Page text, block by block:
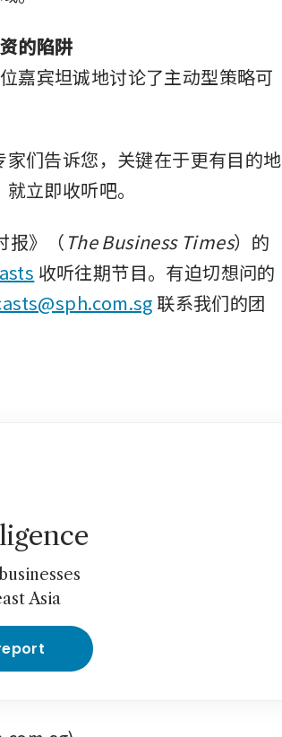
的陷阱
嘉宾坦诚地讨论了主动型策略可
们告诉您，关键在于更有目的地
立即收听吧。
报》（ The Business Times）的
收听往期节目。有迫切想问的
联系我们的团
Asia